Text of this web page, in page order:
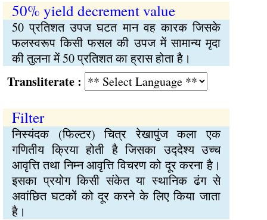
50% yield decrement value
50 प्रतिशत उपज घटत मान वह कारक जिसके
फलस्वरूप किसी फसल की उपज में सामान्य मृदा
की तुलना में 50 प्रतिशत का ह्रास होता है।
:
Filter
निस्यंदक (फिल्टर) चित्र रेखापुंज कला एक
गणितीय क्रिया होती है जिसका उद्‍देश्य उच्‍च
आवृत्ति तथा निम्‍न आवृत्ति विचरण को दूर करना है।
इसका प्रयोग किसी संकेत या स्थानिक ढंग से
अवांछित घटकों को दूर करने के लिए किया जाता
है।